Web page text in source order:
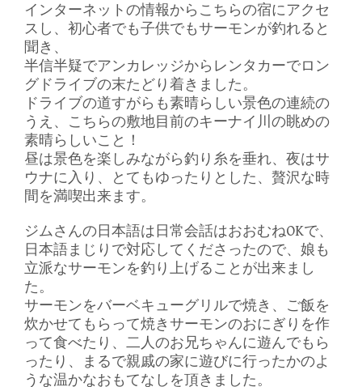
インターネットの情報からこちらの宿にアクセ
スし、初心者でも子供でもサーモンが釣れると
聞き、
半信半疑でアンカレッジからレンタカーでロン
グドライブの末たどり着きました。
ドライブの道すがらも素晴らしい景色の連続の
うえ、こちらの敷地目前のキーナイ川の眺めの
素晴らしいこと！
昼は景色を楽しみながら釣り糸を垂れ、夜はサ
ウナに入り、とてもゆったりとした、贅沢な時
間を満喫出来ます。
ジムさんの日本語は日常会話はおおむねOKで、
日本語まじりで対応してくださったので、娘も
立派なサーモンを釣り上げることが出来まし
た。
サーモンをバーベキューグリルで焼き、ご飯を
炊かせてもらって焼きサーモンのおにぎりを作
って食べたり、二人のお兄ちゃんに遊んでもら
ったり、まるで親戚の家に遊びに行ったかのよ
うな温かなおもてなしを頂きました。